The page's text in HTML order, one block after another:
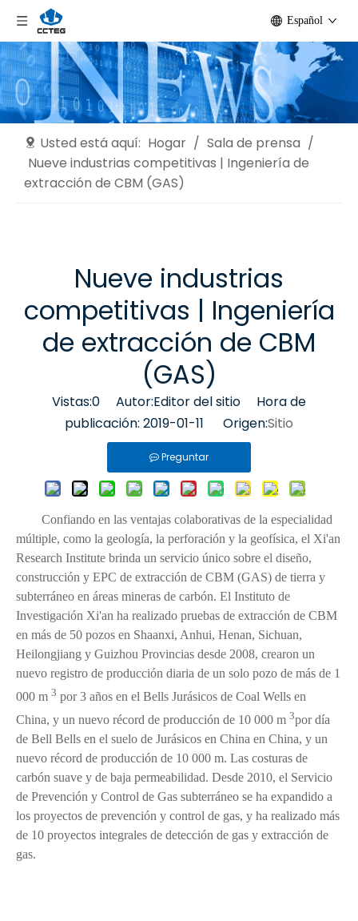
Español
Usted está aquí: Hogar / Sala de prensa /
Nueve industrias competitivas | Ingeniería de
extracción de CBM (GAS)
Nueve industrias
competitivas | Ingeniería
de extracción de CBM
(GAS)
Vistas:0 Autor:Editor del sitio Hora de
publicación: 2019-01-11 Origen:Sitio
Preguntar
Confiando en las ventajas colaborativas de la especialidad
múltiple, como la geología, la perforación y la geofísica, el Xi'an
Research Institute brinda un servicio único sobre el diseño,
construcción y EPC de extracción de CBM (GAS) de tierra y
subterráneo en áreas mineras de carbón. El Instituto de
Investigación Xi'an ha realizado pruebas de extracción de CBM
en más de 50 pozos en Shaanxi, Anhui, Henan, Sichuan,
Heilongjiang y Guizhou Provincias desde 2008, crearon un
nuevo registro de producción diaria de un solo pozo de más de 1
000 m 3 por 3 años en el Bells Jurásicos de Coal Wells en
China, y un nuevo récord de producción de 10 000 m 3por día
de Bell Bells en el suelo de Jurásicos en China en China, y un
nuevo récord de producción de 10 000 m. Las costuras de
carbón suave y de baja permeabilidad. Desde 2010, el Servicio
de Prevención y Control de Gas subterráneo se ha expandido a
los proyectos de prevención y control de gas, y ha realizado más
de 10 proyectos integrales de detección de gas y extracción de
gas.